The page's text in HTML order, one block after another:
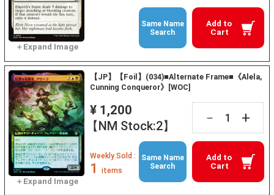
Add to
Cart
Same Name
Search
【JP】【Foil】(034)■Alternate Frame■《Alela,
Cunning Conqueror》[WOC]
¥ 1,200
【NM Stock:2】
－ +
Add to
Cart
Weekly Sold :
1 items
Same Name
Search